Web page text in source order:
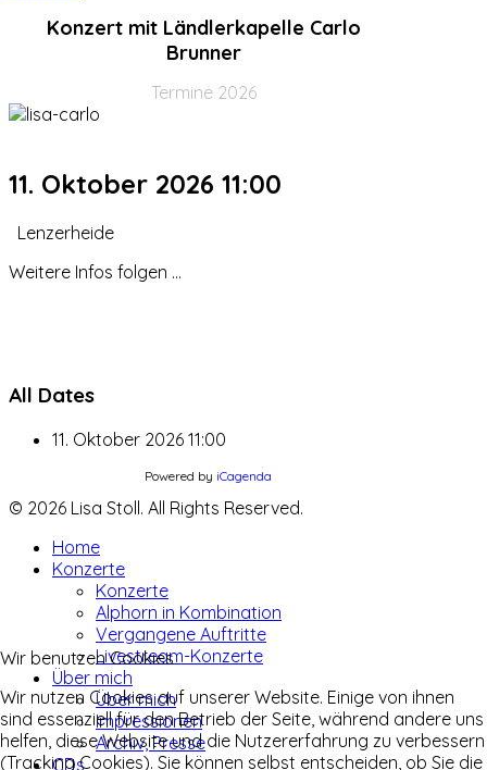
Konzert mit Ländlerkapelle Carlo
Brunner
Termine 2026
11. Oktober 2026 11:00
Lenzerheide
Weitere Infos folgen ...
All Dates
11. Oktober 2026 11:00
Powered byiCagenda
© 2026 Lisa Stoll. All Rights Reserved.
Home
Konzerte
Konzerte
Alphorn in Kombination
Vergangene Auftritte
Livestream-Konzerte
Über mich
Über mich
Impressionen
Archiv, Presse
CDs
Wir benutzen Cookies
Wir nutzen Cookies auf unserer Website. Einige von ihnen
sind essenziell für den Betrieb der Seite, während andere uns
helfen, diese Website und die Nutzererfahrung zu verbessern
(Tracking Cookies). Sie können selbst entscheiden, ob Sie die